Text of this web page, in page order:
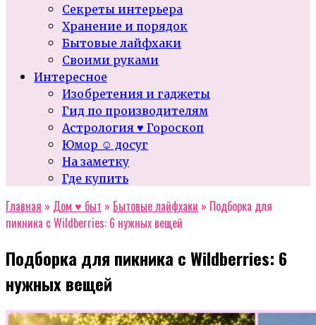
Секреты интерьера
Хранение и порядок
Бытовые лайфхаки
Своими руками
Интересное
Изобретения и гаджеты
Гид по производителям
Астрология ♥ Гороскоп
Юмор ☺ досуг
На заметку
Где купить
Главная » Дом ♥ быт » Бытовые лайфхаки » Подборка для
пикника с Wildberries: 6 нужных вещей
Подборка для пикника с Wildberries: 6
нужных вещей